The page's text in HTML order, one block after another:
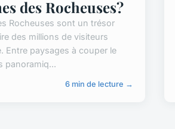
des Rocheuses?
Rocheuses sont un trésor
des millions de visiteurs
Entre paysages à couper le
panoramiq...
6 min de lecture →